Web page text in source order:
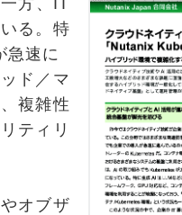
方、IT
る。特
急速に
ド／マ
複雑性
ティリ
オブザ